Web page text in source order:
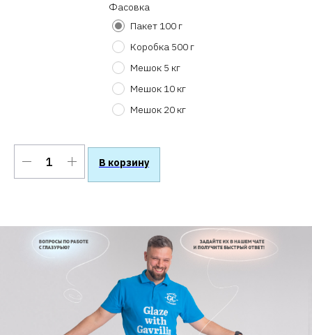
Фасовка
Пакет 100 г
Коробка 500 г
Мешок 5 кг
Мешок 10 кг
Мешок 20 кг
В корзину